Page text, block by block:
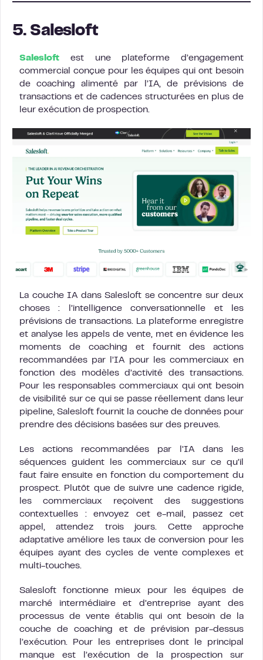
5. Salesloft
Salesloft est une plateforme d’engagement
commercial conçue pour les équipes qui ont besoin
de coaching alimenté par l’IA, de prévisions de
transactions et de cadences structurées en plus de
leur exécution de prospection.
La couche IA dans Salesloft se concentre sur deux
choses : l’intelligence conversationnelle et les
prévisions de transactions. La plateforme enregistre
et analyse les appels de vente, met en évidence les
moments de coaching et fournit des actions
recommandées par l’IA pour les commerciaux en
fonction des modèles d’activité des transactions.
Pour les responsables commerciaux qui ont besoin
de visibilité sur ce qui se passe réellement dans leur
pipeline, Salesloft fournit la couche de données pour
prendre des décisions basées sur des preuves.
Les actions recommandées par l’IA dans les
séquences guident les commerciaux sur ce qu’il
faut faire ensuite en fonction du comportement du
prospect. Plutôt que de suivre une cadence rigide,
les commerciaux reçoivent des suggestions
contextuelles : envoyez cet e-mail, passez cet
appel, attendez trois jours. Cette approche
adaptative améliore les taux de conversion pour les
équipes ayant des cycles de vente complexes et
multi-touches.
Salesloft fonctionne mieux pour les équipes de
marché intermédiaire et d’entreprise ayant des
processus de vente établis qui ont besoin de la
couche de coaching et de prévision par-dessus
l’exécution. Pour les entreprises dont le principal
manque est l’exécution de la prospection sur